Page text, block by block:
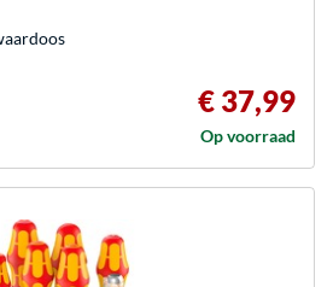
€ 37,99
Op voorraad